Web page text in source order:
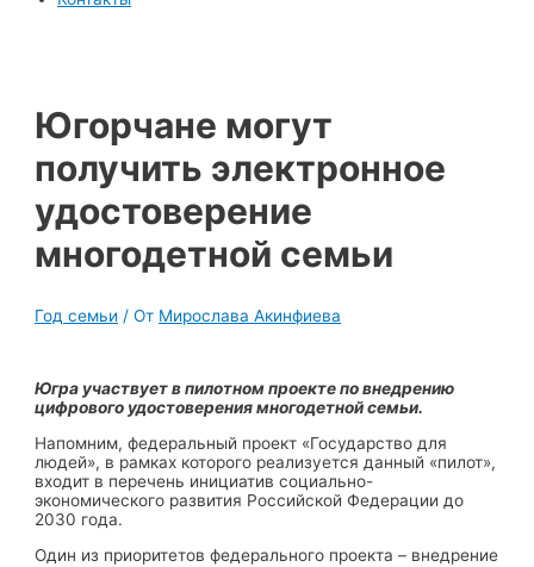
Югорчане могут
получить электронное
удостоверение
многодетной семьи
Год семьи / От Мирослава Акинфиева
Югра участвует в пилотном проекте по внедрению
цифрового удостоверения многодетной семьи.
Напомним, федеральный проект «Государство для
людей», в рамках которого реализуется данный «пилот»,
входит в перечень инициатив социально-
экономического развития Российской Федерации до
2030 года.
Один из приоритетов федерального проекта – внедрение